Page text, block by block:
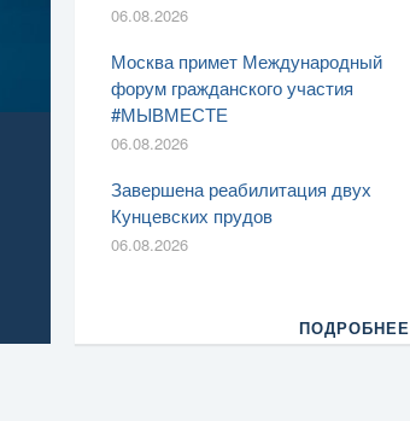
06.08.2026
Москва примет Международный
форум гражданского участия
#МЫВМЕСТЕ
06.08.2026
Завершена реабилитация двух
Кунцевских прудов
06.08.2026
ПОДРОБНЕЕ